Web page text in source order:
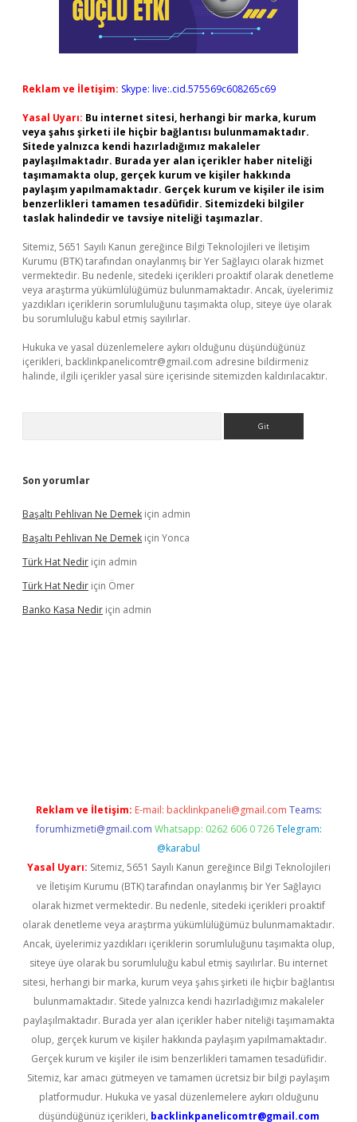
Reklam ve İletişim: Skype: live:.cid.575569c608265c69
Yasal Uyarı: Bu internet sitesi, herhangi bir marka, kurum
veya şahıs şirketi ile hiçbir bağlantısı bulunmamaktadır.
Sitede yalnızca kendi hazırladığımız makaleler
paylaşılmaktadır. Burada yer alan içerikler haber niteliği
taşımamakta olup, gerçek kurum ve kişiler hakkında
paylaşım yapılmamaktadır. Gerçek kurum ve kişiler ile isim
benzerlikleri tamamen tesadüfidir. Sitemizdeki bilgiler
taslak halindedir ve tavsiye niteliği taşımazlar.
Sitemiz, 5651 Sayılı Kanun gereğince Bilgi Teknolojileri ve İletişim
Kurumu (BTK) tarafından onaylanmış bir Yer Sağlayıcı olarak hizmet
vermektedir. Bu nedenle, sitedeki içerikleri proaktif olarak denetleme
veya araştırma yükümlülüğümüz bulunmamaktadır. Ancak, üyelerimiz
yazdıkları içeriklerin sorumluluğunu taşımakta olup, siteye üye olarak
bu sorumluluğu kabul etmiş sayılırlar.
Hukuka ve yasal düzenlemelere aykırı olduğunu düşündüğünüz
içerikleri, backlinkpanelicomtr@gmail.com adresine bildirmeniz
halinde, ilgili içerikler yasal süre içerisinde sitemizden kaldırılacaktır.
Son yorumlar
Başaltı Pehlivan Ne Demek için admin
Başaltı Pehlivan Ne Demek için Yonca
Türk Hat Nedir için admin
Türk Hat Nedir için Ömer
Banko Kasa Nedir için admin
Reklam ve İletişim: E-mail: backlinkpaneli@gmail.com Teams:
forumhizmeti@gmail.com Whatsapp: 0262 606 0 726 Telegram:
@karabul
Yasal Uyarı: Sitemiz, 5651 Sayılı Kanun gereğince Bilgi Teknolojileri
ve İletişim Kurumu (BTK) tarafından onaylanmış bir Yer Sağlayıcı
olarak hizmet vermektedir. Bu nedenle, sitedeki içerikleri proaktif
olarak denetleme veya araştırma yükümlülüğümüz bulunmamaktadır.
Ancak, üyelerimiz yazdıkları içeriklerin sorumluluğunu taşımakta olup,
siteye üye olarak bu sorumluluğu kabul etmiş sayılırlar. Bu internet
sitesi, herhangi bir marka, kurum veya şahıs şirketi ile hiçbir bağlantısı
bulunmamaktadır. Sitede yalnızca kendi hazırladığımız makaleler
paylaşılmaktadır. Burada yer alan içerikler haber niteliği taşımamakta
olup, gerçek kurum ve kişiler hakkında paylaşım yapılmamaktadır.
Gerçek kurum ve kişiler ile isim benzerlikleri tamamen tesadüfidir.
Sitemiz, kar amacı gütmeyen ve tamamen ücretsiz bir bilgi paylaşım
platformudur. Hukuka ve yasal düzenlemelere aykırı olduğunu
düşündüğünüz içerikleri, backlinkpanelicomtr@gmail.com